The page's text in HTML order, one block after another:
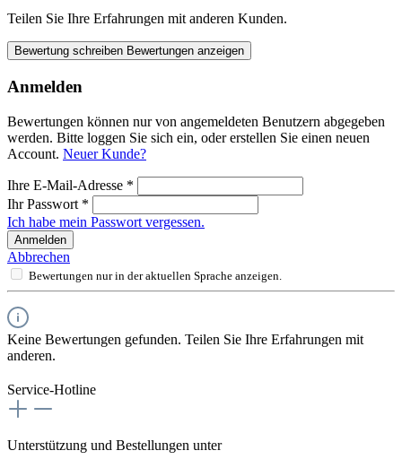
Teilen Sie Ihre Erfahrungen mit anderen Kunden.
Bewertung schreiben Bewertungen anzeigen
Anmelden
Bewertungen können nur von angemeldeten Benutzern abgegeben
werden. Bitte loggen Sie sich ein, oder erstellen Sie einen neuen
Account. Neuer Kunde?
Ihre E-Mail-Adresse *
Ihr Passwort *
Ich habe mein Passwort vergessen.
Anmelden
Abbrechen
Bewertungen nur in der aktuellen Sprache anzeigen.
Keine Bewertungen gefunden. Teilen Sie Ihre Erfahrungen mit
anderen.
Service-Hotline
Unterstützung und Bestellungen unter